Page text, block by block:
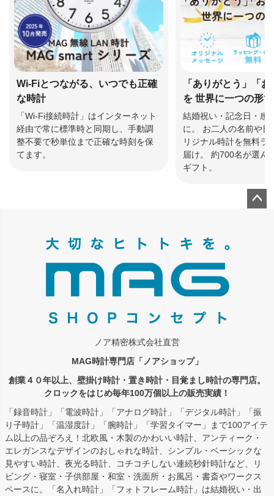
Wi-Fiとつながる、いつでも正確
な時計
「Wi-Fi接続時計」はインターネット
経由で常に標準時と同期し、手動調
整不要で秒単位まで正確な時刻を保
てます。
「ありがとう」「
を 世界に一つの形
結婚祝い・記念日・感
に。 お二人の名前や日
リジナル時計を無料ラ
届け。 約700名が選ん
ギフト。
ノア精密株式会社直営
MAG時計専門店「ノアショップ」
創業４０年以上、壁掛け時計・置き時計・目覚まし時計の専門店。
クロックをはじめ毎年100万個以上の販売実績！
「録音時計」「電波時計」「アナログ時計」「デジタル時計」「振
り子時計」「温湿度計」「腕時計」「学習タイマー」まで100アイテ
ム以上の品ぞろえ！北欧風・木製のかわいい時計、アンティーク・
エレガンスなデザインのおしゃれな時計、シンプル・ベーシックな
見やすい時計、夜光る時計、コチコチしない連続秒針時計など、リ
ビング・寝室・子供部屋・和室・洗面所・お風呂・書斎やワークス
ペースに。「名入れ時計」「フォトフレーム時計」は結婚祝い・出